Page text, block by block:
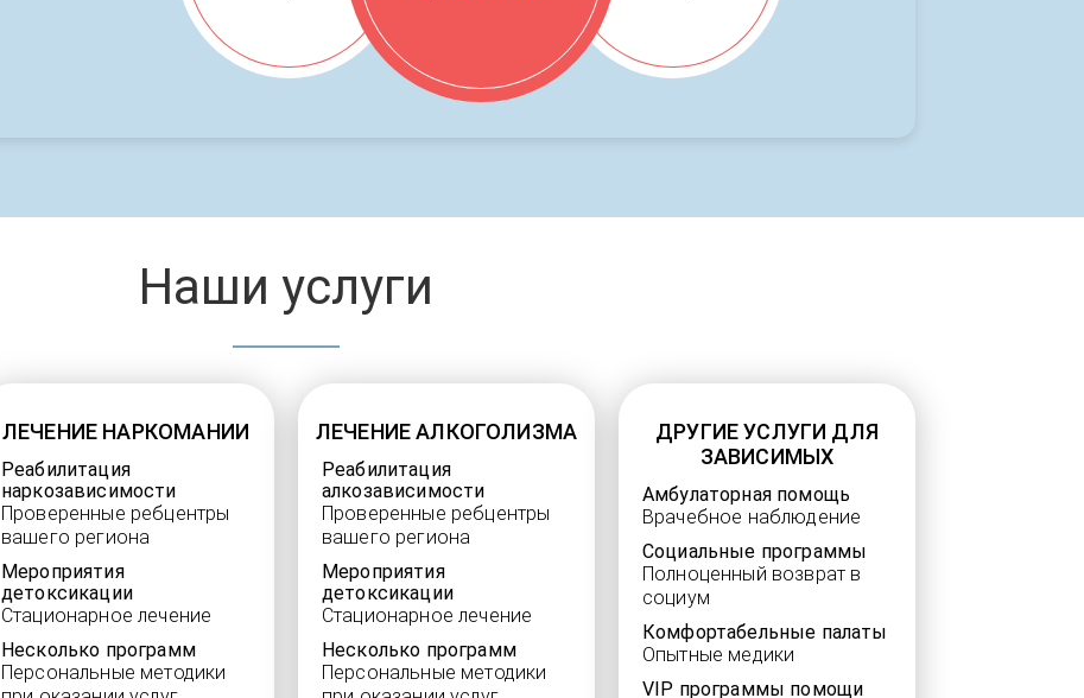
Наши услуги
ЛЕЧЕНИЕ НАРКОМАНИИ
Реабилитация
наркозависимости
Проверенные ребцентры
вашего региона
Мероприятия
детоксикации
Стационарное лечение
Несколько программ
Персональные методики
ЛЕЧЕНИЕ АЛКОГОЛИЗМА
Реабилитация
алкозависимости
Проверенные ребцентры
вашего региона
Мероприятия
детоксикации
Стационарное лечение
Несколько программ
Персональные методики
ДРУГИЕ УСЛУГИ ДЛЯ
ЗАВИСИМЫХ
Амбулаторная помощь
Врачебное наблюдение
Социальные программы
Полноценный возврат в
социум
Комфортабельные палаты
Опытные медики
VIP программы помощи